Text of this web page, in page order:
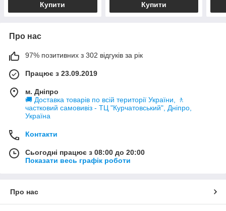
Купити Купити
Про нас
97% позитивних з 302 відгуків за рік
Працює з 23.09.2019
м. Дніпро
🚚 Доставка товарів по всій території України, 🚶
частковий самовивіз - ТЦ "Курчатовський", Дніпро,
Україна
Контакти
Сьогодні працює з 08:00 до 20:00
Показати весь графік роботи
Про нас